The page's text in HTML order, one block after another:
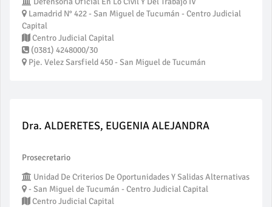
Lamadrid N° 422 - San Miguel de Tucumán - Centro Judicial
Capital
Centro Judicial Capital
(0381) 4248000/30
Pje. Velez Sarsfield 450 - San Miguel de Tucumán
Dra. ALDERETES, EUGENIA ALEJANDRA
Prosecretario
Unidad De Criterios De Oportunidades Y Salidas Alternativas
- San Miguel de Tucumán - Centro Judicial Capital
Centro Judicial Capital